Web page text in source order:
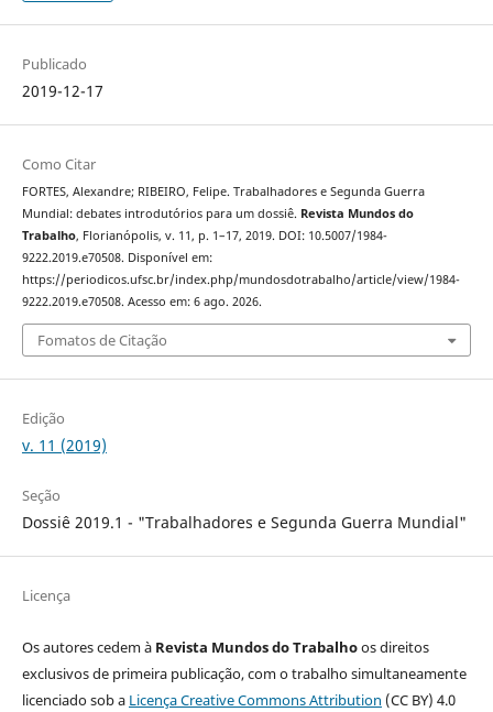
Publicado
2019-12-17
Como Citar
FORTES, Alexandre; RIBEIRO, Felipe. Trabalhadores e Segunda Guerra
Mundial: debates introdutórios para um dossiê. Revista Mundos do
Trabalho, Florianópolis, v. 11, p. 1–17, 2019. DOI: 10.5007/1984-
9222.2019.e70508. Disponível em:
https://periodicos.ufsc.br/index.php/mundosdotrabalho/article/view/1984-
9222.2019.e70508. Acesso em: 6 ago. 2026.
Fomatos de Citação
Edição
v. 11 (2019)
Seção
Dossiê 2019.1 - "Trabalhadores e Segunda Guerra Mundial"
Licença
Os autores cedem à Revista Mundos do Trabalhoos direitos
exclusivos de primeira publicação, com o trabalho simultaneamente
licenciado sob a Licença Creative Commons Attribution (CC BY) 4.0